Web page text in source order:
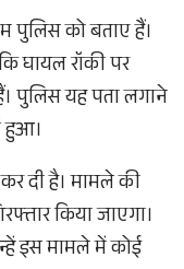
पुलिस को बताए हैं।
घायल रॉकी पर
पुलिस यह पता लगाने
हुआ।
दी है। मामले की
किया जाएगा।
इस मामले में कोई